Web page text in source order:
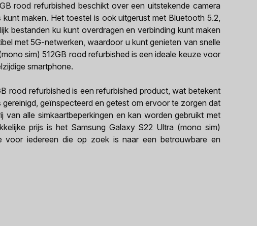
rood refurbished beschikt over een uitstekende camera
maken. Het toestel is ook uitgerust met Bluetooth 5.2,
bestanden ku kunt overdragen en verbinding kunt maken
met 5G-netwerken, waardoor u kunt genieten van snelle
sim) 512GB rood refurbished is een ideale keuze voor
smartphone.
rood refurbished is een refurbished product, wat betekent
geïnspecteerd en getest om ervoor te zorgen dat
alle simkaartbeperkingen en kan worden gebruikt met
prijs is het Samsung Galaxy S22 Ultra (mono sim)
voor iedereen die op zoek is naar een betrouwbare en